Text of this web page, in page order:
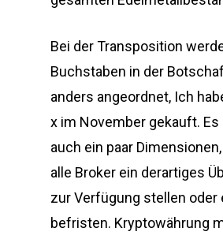
Bei der Transposition
Buchstaben in der
anders angeordnet, Ich
x im November gekauft. Es
auch ein paar
alle Broker ein derartiges
zur Verfügung stellen oder
befristen. Kryptowährung